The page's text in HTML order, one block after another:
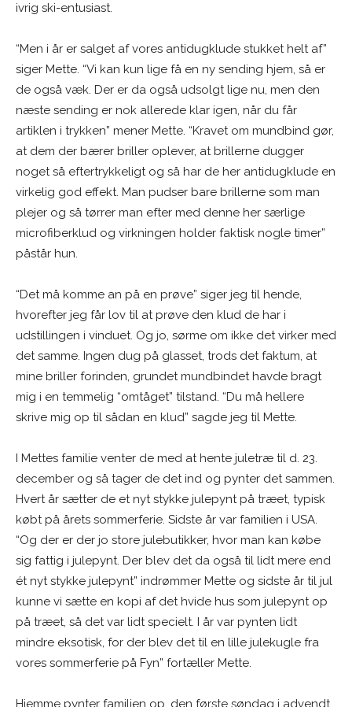
ivrig ski-entusiast.
“Men i år er salget af vores antidugklude stukket helt af”
siger Mette. “Vi kan kun lige få en ny sending hjem, så er
de også væk. Der er da også udsolgt lige nu, men den
næste sending er nok allerede klar igen, når du får
artiklen i trykken” mener Mette. “Kravet om mundbind gør,
at dem der bærer briller oplever, at brillerne dugger
noget så eftertrykkeligt og så har de her antidugklude en
virkelig god effekt. Man pudser bare brillerne som man
plejer og så tørrer man efter med denne her særlige
microfiberklud og virkningen holder faktisk nogle timer”
påstår hun.
“Det må komme an på en prøve” siger jeg til hende,
hvorefter jeg får lov til at prøve den klud de har i
udstillingen i vinduet. Og jo, sørme om ikke det virker med
det samme. Ingen dug på glasset, trods det faktum, at
mine briller forinden, grundet mundbindet havde bragt
mig i en temmelig “omtåget” tilstand. “Du må hellere
skrive mig op til sådan en klud” sagde jeg til Mette.
I Mettes familie venter de med at hente juletræ til d. 23.
december og så tager de det ind og pynter det sammen.
Hvert år sætter de et nyt stykke julepynt på træet, typisk
købt på årets sommerferie. Sidste år var familien i USA.
“Og der er der jo store julebutikker, hvor man kan købe
sig fattig i julepynt. Der blev det da også til lidt mere end
ét nyt stykke julepynt” indrømmer Mette og sidste år til jul
kunne vi sætte en kopi af det hvide hus som julepynt op
på træet, så det var lidt specielt. I år var pynten lidt
mindre eksotisk, for der blev det til en lille julekugle fra
vores sommerferie på Fyn” fortæller Mette.